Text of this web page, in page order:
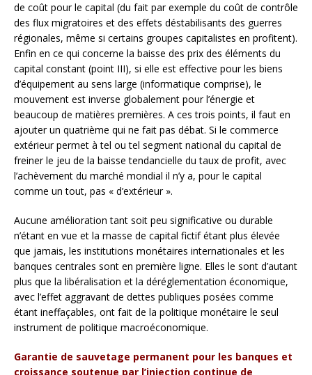
de coût pour le capital (du fait par exemple du coût de contrôle
des flux migratoires et des effets déstabilisants des guerres
régionales, même si certains groupes capitalistes en profitent).
Enfin en ce qui concerne la baisse des prix des éléments du
capital constant (point III), si elle est effective pour les biens
d’équipement au sens large (informatique comprise), le
mouvement est inverse globalement pour l’énergie et
beaucoup de matières premières. A ces trois points, il faut en
ajouter un quatrième qui ne fait pas débat. Si le commerce
extérieur permet à tel ou tel segment national du capital de
freiner le jeu de la baisse tendancielle du taux de profit, avec
l’achèvement du marché mondial il n’y a, pour le capital
comme un tout, pas « d’extérieur ».
Aucune amélioration tant soit peu significative ou durable
n’étant en vue et la masse de capital fictif étant plus élevée
que jamais, les institutions monétaires internationales et les
banques centrales sont en première ligne. Elles le sont d’autant
plus que la libéralisation et la déréglementation économique,
avec l’effet aggravant de dettes publiques posées comme
étant ineffaçables, ont fait de la politique monétaire le seul
instrument de politique macroéconomique.
Garantie de sauvetage permanent pour les banques et
croissance soutenue par l’injection continue de